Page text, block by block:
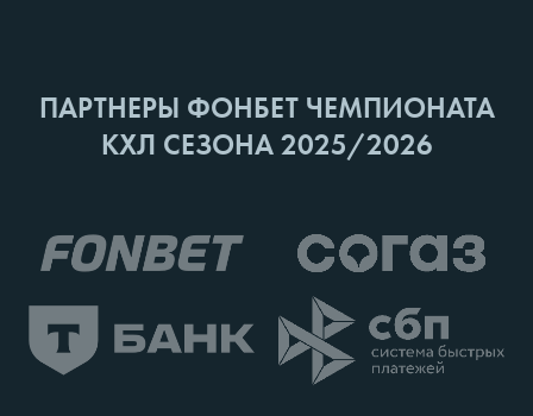
ПАРТНЕРЫ ФОНБЕТ ЧЕМПИОНАТА
КХЛ СЕЗОНА 2025/2026